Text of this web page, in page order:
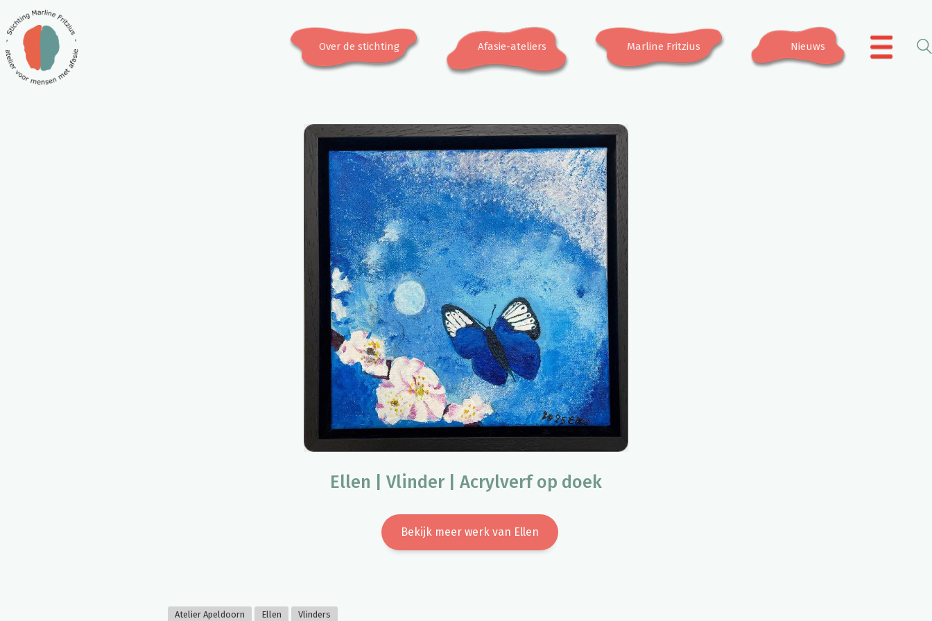
Over de stichting Afasie-ateliers Marline Fritzius Nieuws .
Ellen | Vlinder | Acrylverf op doek
Bekijk meer werk van Ellen
Atelier Apeldoorn Ellen Vlinders